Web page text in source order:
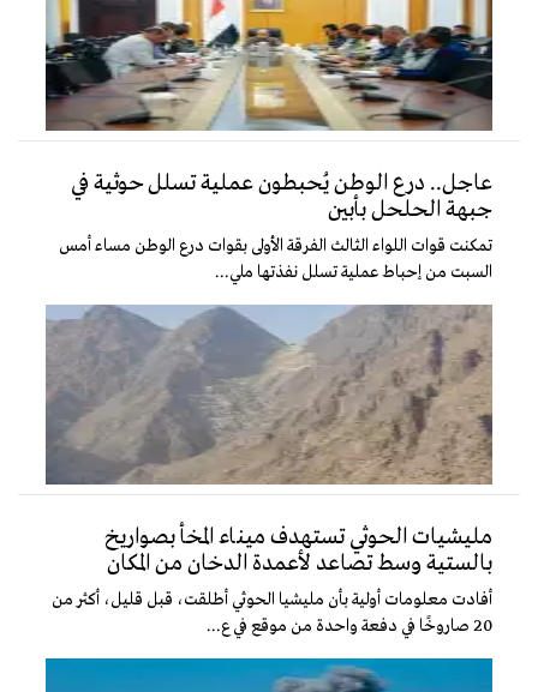
عاجل.. درع الوطن يُحبطون عملية تسلل حوثية في
جبهة الحلحل بأبين
تمكنت قوات اللواء الثالث الفرقة الأولى بقوات درع الوطن مساء أمس
السبت من إحباط عملية تسلل نفذتها ملي...
مليشيات الحوثي تستهدف ميناء المخأ بصواريخ
بالستية وسط تصاعد لأعمدة الدخان من المكان
أفادت معلومات أولية بأن مليشيا الحوثي أطلقت، قبل قليل، أكثر من
20 صاروخًا في دفعة واحدة من موقع في ع...